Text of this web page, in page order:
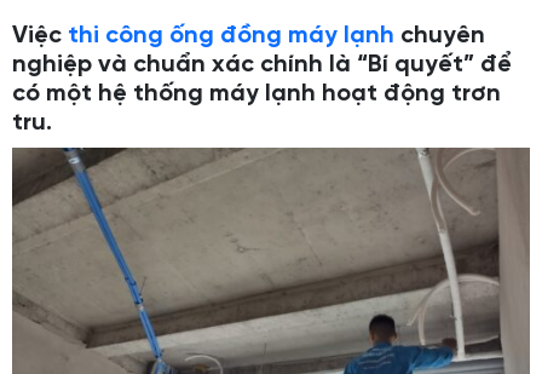
Việc thi công ống đồng máy lạnh chuyên
nghiệp và chuẩn xác chính là “Bí quyết” để
có một hệ thống máy lạnh hoạt động trơn
tru.